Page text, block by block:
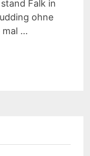
Falk in
ohne
mal …